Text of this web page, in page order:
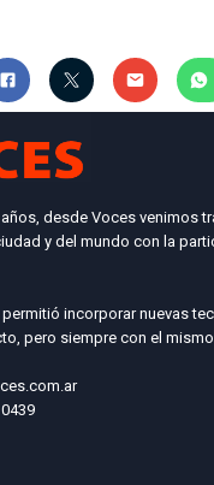
desde Voces venimos
y del mundo con la
incorporar nuevas
pero siempre con el